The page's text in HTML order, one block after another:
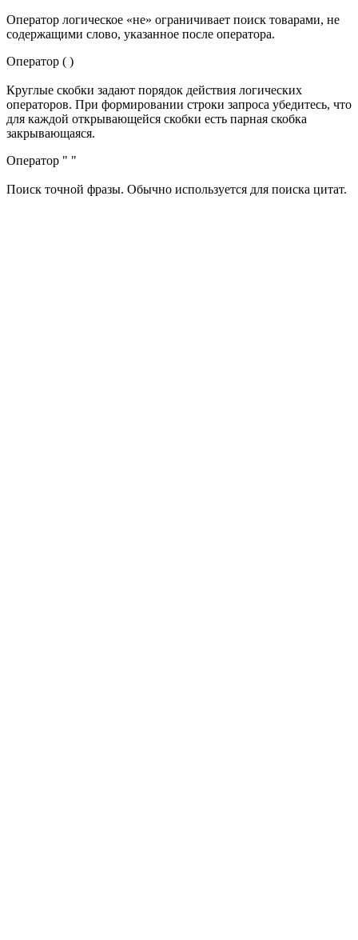
Оператор логическое «не» ограничивает поиск товарами, не
содержащими слово, указанное после оператора.
Оператор ( )
Круглые скобки задают порядок действия логических
операторов. При формировании строки запроса убедитесь, что
для каждой открывающейся скобки есть парная скобка
закрывающаяся.
Оператор " "
Поиск точной фразы. Обычно используется для поиска цитат.